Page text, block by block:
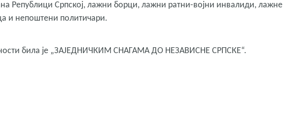
Републици Српској, лажни борци, лажни ратни-војни инвалиди, лажне
и непоштени политичари.
била је „ЗАЈЕДНИЧКИМ СНАГАМА ДО НЕЗАВИСНЕ СРПСКЕ“.